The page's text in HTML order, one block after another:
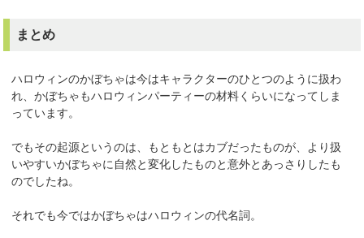
まとめ
ハロウィンのかぼちゃは今はキャラクターのひとつのように扱わ
れ、かぼちゃもハロウィンパーティーの材料くらいになってしま
っています。
でもその起源というのは、もともとはカブだったものが、より扱
いやすいかぼちゃに自然と変化したものと意外とあっさりしたも
のでしたね。
それでも今ではかぼちゃはハロウィンの代名詞。